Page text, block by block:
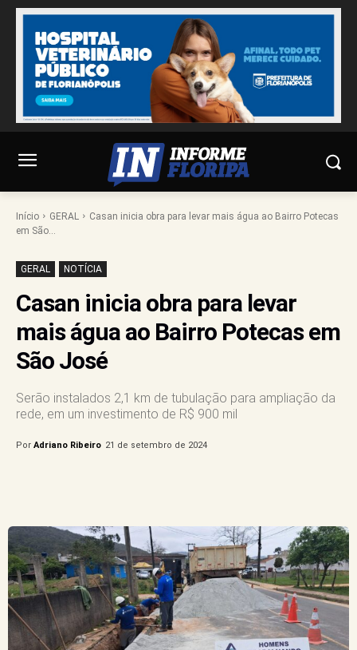
Início GERAL
Casan inicia obra para levar mais água ao Bairro Potecas
em São...
GERAL NOTÍCIA
Casan inicia obra para levar
mais água ao Bairro Potecas em
São José
Serão instalados 2,1 km de tubulação para ampliação da
rede, em um investimento de R$ 900 mil
Por Adriano Ribeiro 21 de setembro de 2024